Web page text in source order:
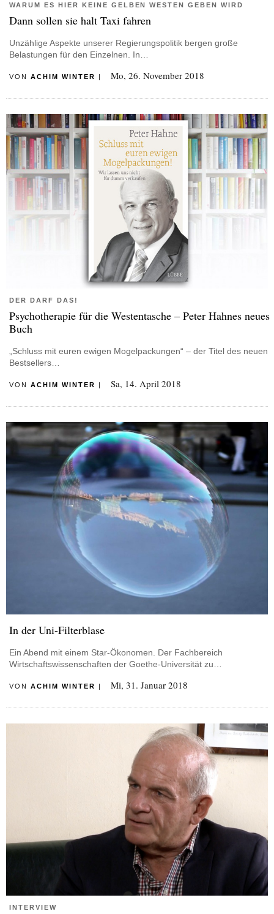
WARUM ES HIER KEINE GELBEN WESTEN GEBEN WIRD
Dann sollen sie halt Taxi fahren
Unzählige Aspekte unserer Regierungspolitik bergen große
Belastungen für den Einzelnen. In…
VON ACHIM WINTER | Mo, 26. November 2018
DER DARF DAS!
Psychotherapie für die Westentasche – Peter Hahnes neues
Buch
„Schluss mit euren ewigen Mogelpackungen“ – der Titel des neuen
Bestsellers…
VON ACHIM WINTER | Sa, 14. April 2018
In der Uni-Filterblase
Ein Abend mit einem Star-Ökonomen. Der Fachbereich
Wirtschaftswissenschaften der Goethe-Universität zu…
VON ACHIM WINTER Mi, 31. Januar 2018
INTERVIEW